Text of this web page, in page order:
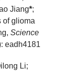
Jiang*;
of glioma
Science
eadh4181
Li;